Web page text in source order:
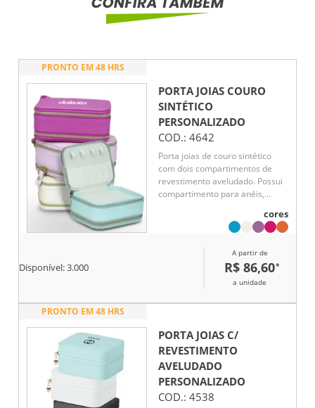
PRONTO EM 48 HRS
PORTA JOIAS COURO
SINTÉTICO
PERSONALIZADO
COD.: 4642
Porta joias de couro sintético
com dois compartimentos de
revestimento aveludado. Possui
compartimento para anéis,
cores
Disponível:3.000
A partir de
R$ 86,60*
a unidade
PRONTO EM 48 HRS
PORTA JOIAS C/
REVESTIMENTO
AVELUDADO
PERSONALIZADO
COD.: 4538